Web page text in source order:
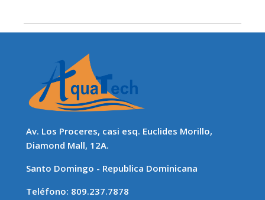
Av. Los Proceres, casi esq. Euclides Morillo,
Diamond Mall, 12A.
Santo Domingo - Republica Dominicana
Teléfono: 809.237.7878